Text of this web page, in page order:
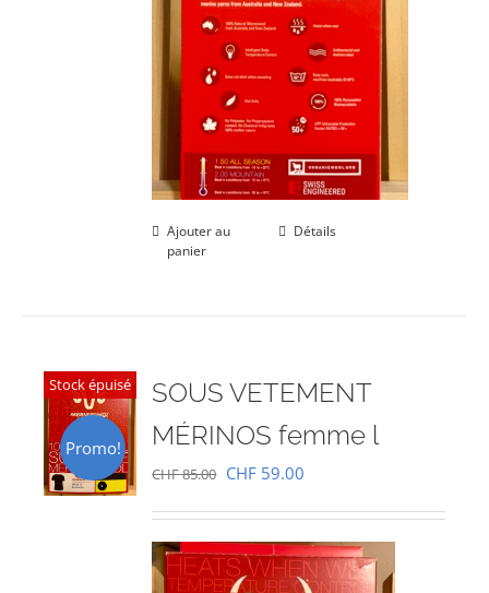
Ajouter au
panier
Détails
Stock épuisé
Promo!
SOUS VETEMENT
MÉRINOS femme l
CHF85.00 Le
initial
était :
CHF 59.00
actuel
est :